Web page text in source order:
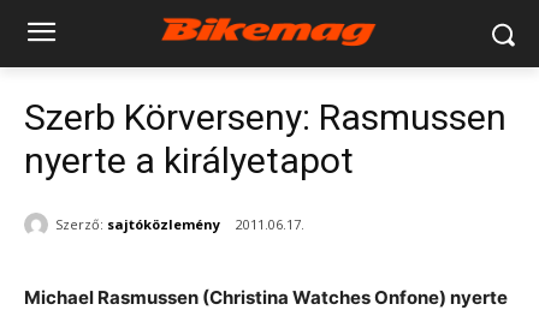
Szerb Körverseny: Rasmussen
nyerte a királyetapot
Szerző: sajtóközlemény 2011.06.17.
Michael Rasmussen (Christina Watches Onfone) nyerte